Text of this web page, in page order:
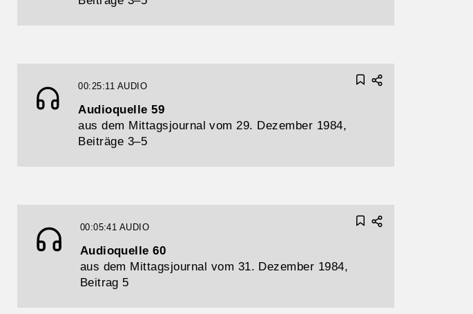
00:25:11 AUDIO
Audioquelle 59
aus dem Mittagsjournal vom 29. Dezember 1984,
Beiträge 3–5
00:05:41 AUDIO
Audioquelle 60
aus dem Mittagsjournal vom 31. Dezember 1984,
Beitrag 5